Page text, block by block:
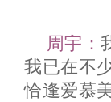
周宇：
我已在不
恰逢爱慕